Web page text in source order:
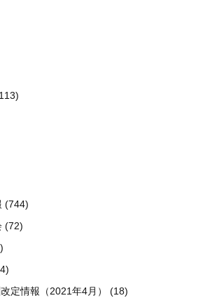
(744)
(72)
定情報（2021年4月） (18)